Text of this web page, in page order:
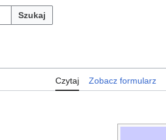
Szukaj
Czytaj Zobacz formularz